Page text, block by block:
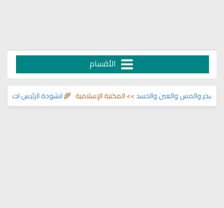
الأقسام
انشودة الرئيس احمد والمس والعين والحسد>> المكتبة الإسلامية 🌾